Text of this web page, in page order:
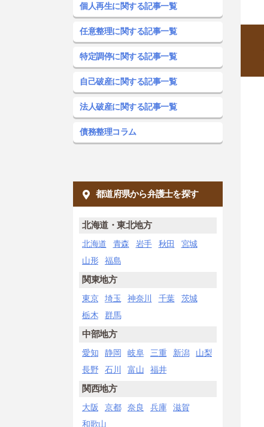
個人再生に関する記事一覧
任意整理に関する記事一覧
特定調停に関する記事一覧
自己破産に関する記事一覧
法人破産に関する記事一覧
債務整理コラム
都道府県から弁護士を探す
北海道・東北地方
北海道 青森 岩手 秋田
宮城
山形
福島
関東地方
東京 埼玉 神奈川 千葉
茨城
栃木
群馬
中部地方
愛知 静岡 岐阜 三重 新潟
山梨
長野
石川 富山 福井
関西地方
大阪 京都 奈良 兵庫
滋賀
和歌山